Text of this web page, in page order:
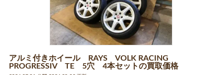
アルミ付きホイール RAYS VOLK RACING
PROGRESSIV TE 5穴 4本セットの買取価格